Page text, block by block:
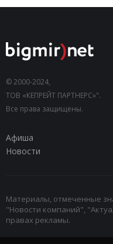
© 2000-2024,
ТОВ «КЕПРЕЙТ ПАРТНЕРС»".
Все права защищены.
Афиша
Новости
Материалы, отмеченные
"Новости компаний",
правах рекламы.